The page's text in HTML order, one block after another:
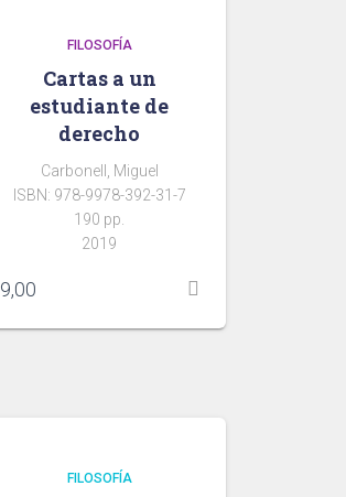
FILOSOFÍA
Cartas a un
estudiante de
derecho
Carbonell, Miguel
ISBN: 978-9978-392-31-7
190 pp.
2019
9,00
FILOSOFÍA